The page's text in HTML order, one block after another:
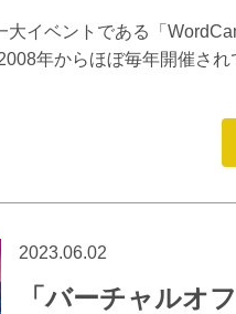
大イベントである「
年からほぼ毎年開催さ
2023.06.02
「バーチャルオ